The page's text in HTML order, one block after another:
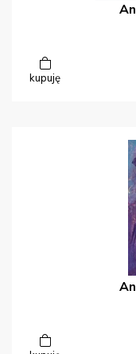
kupuję